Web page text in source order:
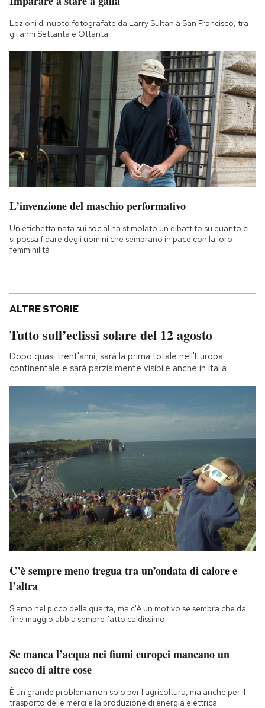
Lezioni di nuoto fotografate da Larry Sultan a San Francisco, tra
gli anni Settanta e Ottanta
L’invenzione del maschio performativo
Un'etichetta nata sui social ha stimolato un dibattito su quanto ci
si possa fidare degli uomini che sembrano in pace con la loro
femminilità
ALTRE STORIE
Tutto sull’eclissi solare del 12 agosto
Dopo quasi trent'anni, sarà la prima totale nell'Europa
continentale e sarà parzialmente visibile anche in Italia
C’è sempre meno tregua tra un’ondata di calore e
l’altra
Siamo nel picco della quarta, ma c'è un motivo se sembra che da
fine maggio abbia sempre fatto caldissimo
Se manca l’acqua nei fiumi europei mancano un
sacco di altre cose
È un grande problema non solo per l'agricoltura, ma anche per il
trasporto delle merci e la produzione di energia elettrica